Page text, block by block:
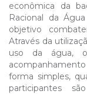
econômica da
Racional da
objetivo
Através da
uso da água,
forma simples,
participantes